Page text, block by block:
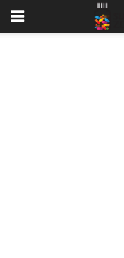
Suplementyzdrowia.pl